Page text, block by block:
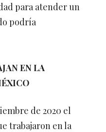
para atender un
podría
EN LA
de 2020 el
trabajaron en la